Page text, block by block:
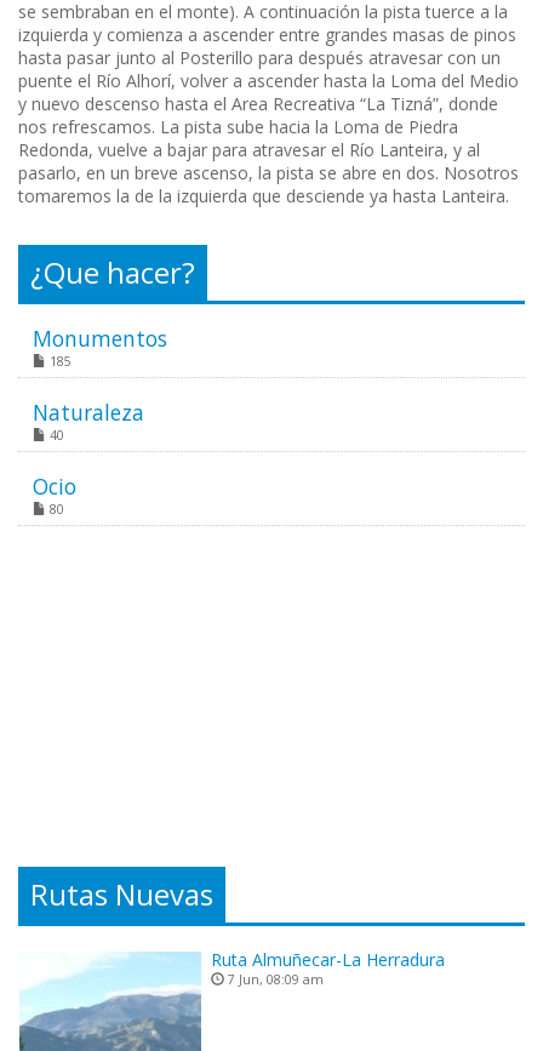
se sembraban en el monte). A continuación la pista tuerce a la
izquierda y comienza a ascender entre grandes masas de pinos
hasta pasar junto al Posterillo para después atravesar con un
puente el Río Alhorí, volver a ascender hasta la Loma del Medio
y nuevo descenso hasta el Area Recreativa “La Tizná”, donde
nos refrescamos. La pista sube hacia la Loma de Piedra
Redonda, vuelve a bajar para atravesar el Río Lanteira, y al
pasarlo, en un breve ascenso, la pista se abre en dos. Nosotros
tomaremos la de la izquierda que desciende ya hasta Lanteira.
¿Que hacer?
Monumentos
185
Naturaleza
40
Ocio
80
Rutas Nuevas
Ruta Almuñecar-La Herradura
7 Jun, 08:09 am